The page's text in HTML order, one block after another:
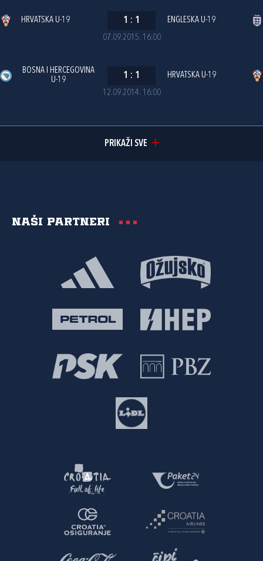
07.09.2015. 16:00
HRVATSKA U-19 1 : 1 ENGLESKA U-19
12.09.2014. 16:00
BOSNA I HERCEGOVINA
U-19
1 : 1 HRVATSKA U-19
PRIKAŽI SVE
Naši partneri